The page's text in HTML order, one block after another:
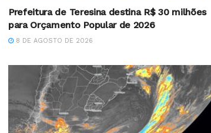
Prefeitura de Teresina destina R$ 30 milhões
para Orçamento Popular de 2026
8 DE AGOSTO DE 2026